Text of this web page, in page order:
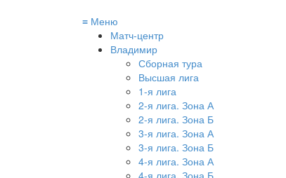
≡ Меню
Матч-центр
Владимир
Сборная тура
Высшая лига
1-я лига
2-я лига. Зона А
2-я лига. Зона Б
3-я лига. Зона А
3-я лига. Зона Б
4-я лига. Зона А
4-я лига. Зона Б